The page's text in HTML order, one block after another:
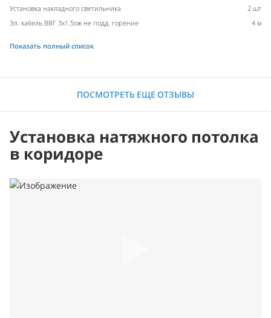
Установка накладного светильника
2 шт
Эл. кабель ВВГ 3х1.5ож не подд. горение
4 м
Показать полный список
ПОСМОТРЕТЬ ЕЩЕ ОТЗЫВЫ
Установка натяжного потолка
в коридоре